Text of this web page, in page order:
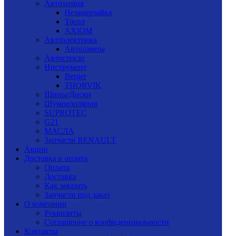
Автохимия
Незамерзайка
Тосол
AXIOM
Автоэлектрика
Автолампы
Автостекло
Инструмент
Berger
THORVIK
Шины/Диски
Шумоизоляция
SUPROTEC
G21
МАСЛА
Запчасти RENAULT
Акции
Доставка и оплата
Оплата
Доставка
Как заказать
Запчасти под заказ
О компании
Реквизиты
Соглашение о конфиденциальности
Контакты